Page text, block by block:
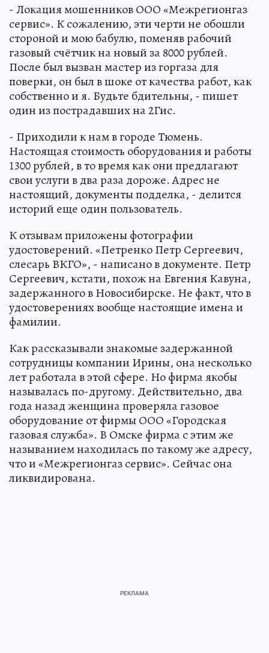
- Локация мошенников ООО «Межрегионгаз
сервис». К сожалению, эти черти не обошли
стороной и мою бабулю, поменяв рабочий
газовый счётчик на новый за 8000 рублей.
После был вызван мастер из горгаза для
поверки, он был в шоке от качества работ, как
собственно и я. Будьте бдительны, - пишет
один из пострадавших на 2Гис.
- Приходили к нам в городе Тюмень.
Настоящая стоимость оборудования и работы
1300 рублей, в то время как они предлагают
свои услуги в два раза дороже. Адрес не
настоящий, документы подделка, - делится
историй еще один пользователь.
К отзывам приложены фотографии
удостоверений. «Петренко Петр Сергеевич,
слесарь ВКГО», - написано в документе. Петр
Сергеевич, кстати, похож на Евгения Кавуна,
задержанного в Новосибирске. Не факт, что в
удостоверениях вообще настоящие имена и
фамилии.
Как рассказывали знакомые задержанной
сотрудницы компании Ирины, она несколько
лет работала в этой сфере. Но фирма якобы
называлась по-другому. Действительно, два
года назад женщина проверяла газовое
оборудование от фирмы ООО «Городская
газовая служба». В Омске фирма с этим же
называнием находилась по такому же адресу,
что и «Межрегионгаз сервис». Сейчас она
ликвидирована.